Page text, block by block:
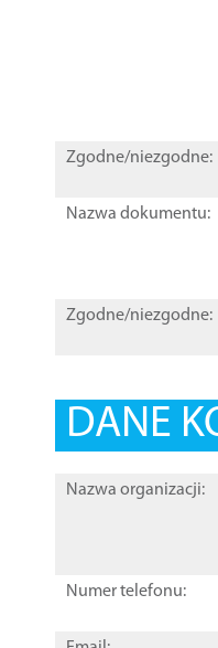
Zgodne/niezgodne:
Nazwa dokumentu:
Zgodne/niezgodne:
DANE
Nazwa organizacji:
Numer telefonu: